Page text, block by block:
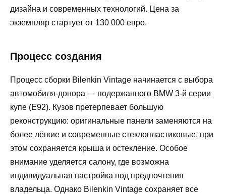
дизайна и современных технологий. Цена за
экземпляр стартует от 130 000 евро.
Процесс создания
Процесс сборки Bilenkin Vintage начинается с выбора
автомобиля-донорa — подержанного BMW 3-й серии
купе (E92). Кузов претерпевает большую
реконструкцию: оригинальные панели заменяются на
более лёгкие и современные стеклопластиковые, при
этом сохраняется крыша и остекление. Особое
внимание уделяется салону, где возможна
индивидуальная настройка под предпочтения
владельца. Однако Bilenkin Vintage сохраняет все